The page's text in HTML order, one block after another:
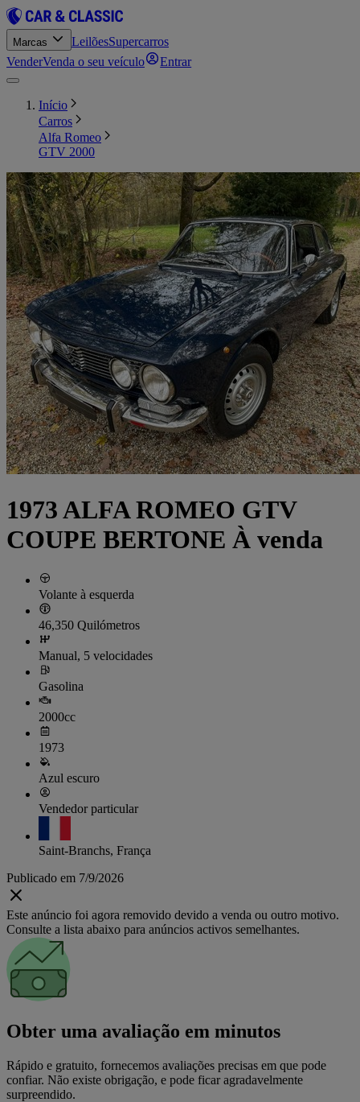
Marcas LeilõesSupercarros
VenderVenda o seu veículo Entrar
Início
Carros
Alfa Romeo
GTV 2000
1973 ALFA ROMEO GTV
COUPE BERTONE À venda
Volante à esquerda
46,350 Quilómetros
Manual, 5 velocidades
Gasolina
2000cc
1973
Azul escuro
Vendedor particular
Saint-Branchs, França
Publicado em 7/9/2026
Este anúncio foi agora removido devido a venda ou outro motivo.
Consulte a lista abaixo para anúncios activos semelhantes.
Obter uma avaliação em minutos
Rápido e gratuito, fornecemos avaliações precisas em que pode
confiar. Não existe obrigação, e pode ficar agradavelmente
surpreendido.